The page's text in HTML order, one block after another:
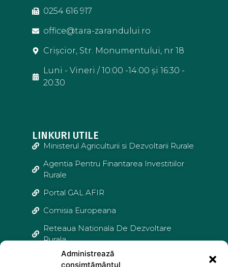
Administrează
consimțământul
0254 616 917
office@tara-zarandului.ro
Crișcior, Str. Monumentului, nr 18
Luni - Vineri / 10:00 -14:00 și 16:30 -
20:30
LINKURI UTILE
Ministerul Agriculturii si Dezvoltarii Rurale
Agentia Pentru Finantarea Investitiilor
Rurale
Portal GAL AFIR
Comisia Europeana
Reteaua Nationala De Dezvoltare
Rurala
Agentia De Plati si Interventie Pentru